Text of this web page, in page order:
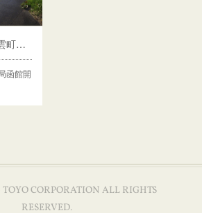
一般国道5号 八雲町 八雲道路維持除雪外一連工事
函館開
CORPORATION ALL RIGHTS
RESERVED.